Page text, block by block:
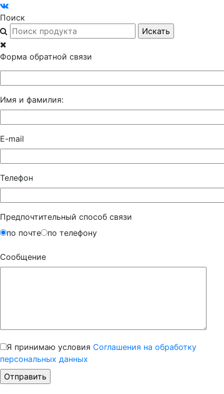
Поиск
Форма обратной связи
Имя и фамилия:
E-mail
Телефон
Предпочтительный способ связи
по почте
по телефону
Сообщение
Я принимаю условия Соглашения на обработку
персональных данных